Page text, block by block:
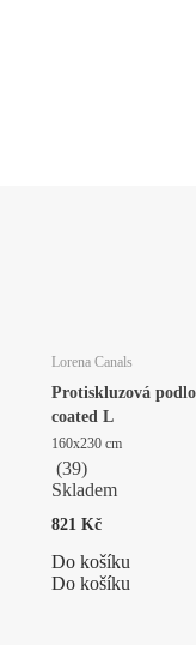
Lorena Canals
Protiskluzová
coated L
160x230 cm
(39)
Skladem
821 Kč
Do košíku
Do košíku